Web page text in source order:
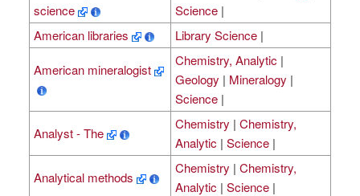
science
Science |
American libraries
Library Science |
American mineralogist
Chemistry, Analytic |
Geology | Mineralogy |
Science |
Analyst - The
Chemistry | Chemistry,
Analytic | Science |
Analytical methods
Chemistry | Chemistry,
Analytic | Science |